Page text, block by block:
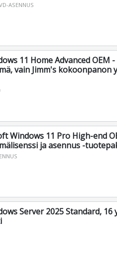
ASENNUS
11 Home Advanced OEM -
vain Jimm's kokoonpanon
Windows 11 Pro High-end
ja asennus -
Server 2025 Standard, 16